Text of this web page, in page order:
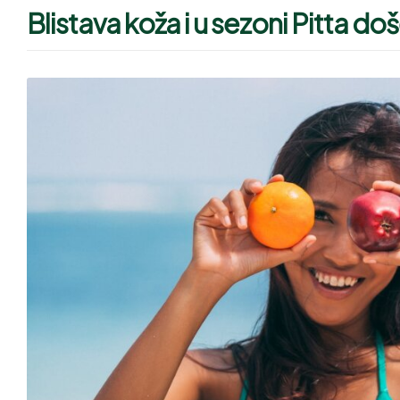
Blistava koža i u sezoni Pitta